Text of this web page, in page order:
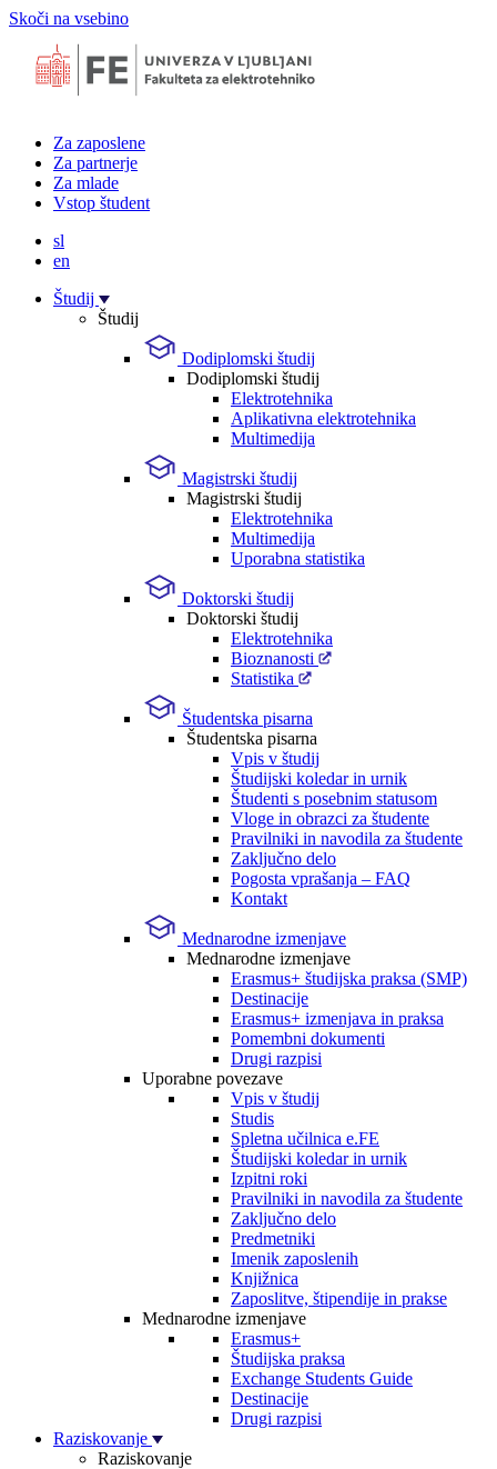
Skoči na vsebino
Za zaposlene
Za partnerje
Za mlade
Vstop študent
sl
en
Študij
Študij
Dodiplomski študij
Dodiplomski študij
Elektrotehnika
Aplikativna elektrotehnika
Multimedija
Magistrski študij
Magistrski študij
Elektrotehnika
Multimedija
Uporabna statistika
Doktorski študij
Doktorski študij
Elektrotehnika
Bioznanosti
Statistika
Študentska pisarna
Študentska pisarna
Vpis v študij
Študijski koledar in urnik
Študenti s posebnim statusom
Vloge in obrazci za študente
Pravilniki in navodila za študente
Zaključno delo
Pogosta vprašanja – FAQ
Kontakt
Mednarodne izmenjave
Mednarodne izmenjave
Erasmus+ študijska praksa (SMP)
Destinacije
Erasmus+ izmenjava in praksa
Pomembni dokumenti
Drugi razpisi
Uporabne povezave
Vpis v študij
Studis
Spletna učilnica e.FE
Študijski koledar in urnik
Izpitni roki
Pravilniki in navodila za študente
Zaključno delo
Predmetniki
Imenik zaposlenih
Knjižnica
Zaposlitve, štipendije in prakse
Mednarodne izmenjave
Erasmus+
Študijska praksa
Exchange Students Guide
Destinacije
Drugi razpisi
Raziskovanje
Raziskovanje